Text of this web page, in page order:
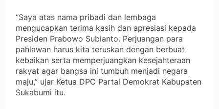
“Saya atas nama pribadi dan lembaga
mengucapkan terima kasih dan apresiasi kepada
Presiden Prabowo Subianto. Perjuangan para
pahlawan harus kita teruskan dengan berbuat
kebaikan serta memperjuangkan kesejahteraan
rakyat agar bangsa ini tumbuh menjadi negara
maju,” ujar Ketua DPC Partai Demokrat Kabupaten
Sukabumi itu.